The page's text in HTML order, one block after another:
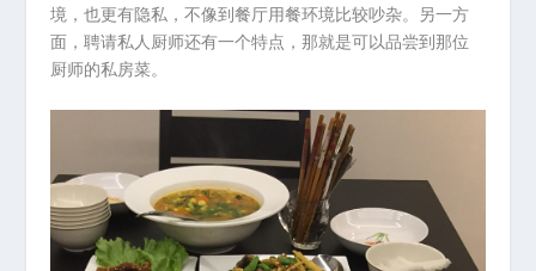
境，也更有隐私，不像到餐厅用餐环境比较吵杂。另一方
面，聘请私人厨师还有一个特点，那就是可以品尝到那位
厨师的私房菜。